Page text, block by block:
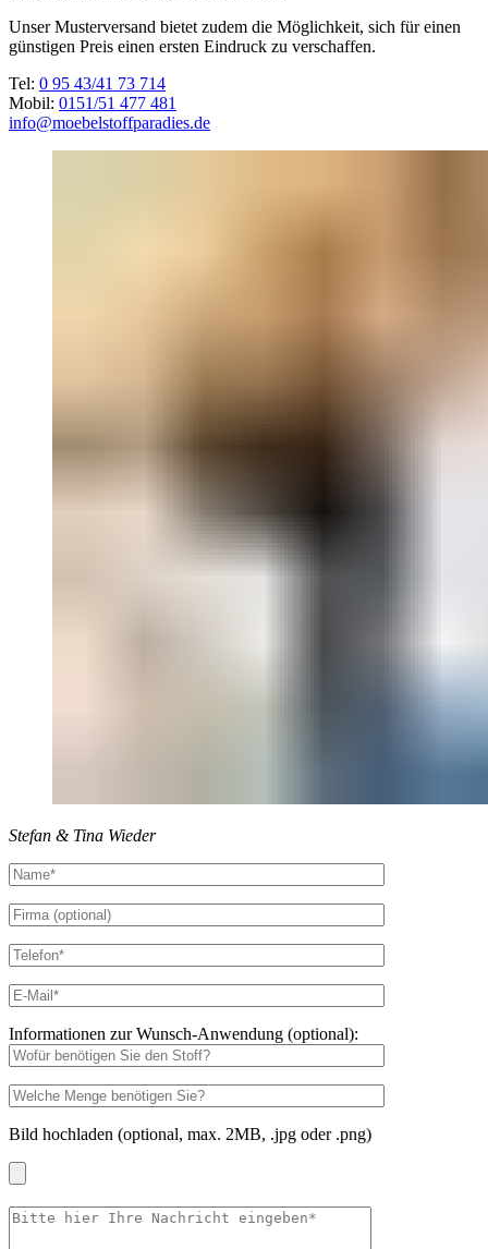
Unser Musterversand bietet zudem die Möglichkeit, sich für einen
günstigen Preis einen ersten Eindruck zu verschaffen.
Tel: 0 95 43/41 73 714
Mobil: 0151/51 477 481
info@moebelstoffparadies.de
Stefan & Tina Wieder
Informationen zur Wunsch-Anwendung (optional):
Bild hochladen (optional, max. 2MB, .jpg oder .png)